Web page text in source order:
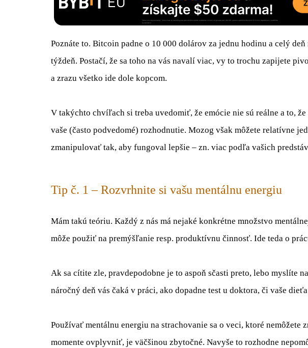
Poznáte to. Bitcoin padne o 10 000 dolárov za jednu hodinu a celý
týždeň. Postačí, že sa toho na vás navalí viac, vy to trochu zapijete
a zrazu všetko ide dole kopcom.
V takýchto chvíľach si treba uvedomiť, že emócie nie sú reálne a to,
vaše (často podvedomé) rozhodnutie. Mozog však môžete relatívne
zmanipulovať tak, aby fungoval lepšie – zn. viac podľa vašich
Tip č. 1 – Rozvrhnite si vašu mentálnu energiu
Mám takú teóriu. Každý z nás má nejaké konkrétne množstvo
môže použiť na premýšľanie resp. produktívnu činnosť. Ide teda o
Ak sa cítite zle, pravdepodobne je to aspoň sčasti preto, lebo myslíte
náročný deň vás čaká v práci, ako dopadne test u doktora, či vaše
Používať mentálnu energiu na strachovanie sa o veci, ktoré nemôžete
momente ovplyvniť, je väčšinou zbytočné. Navyše to rozhodne